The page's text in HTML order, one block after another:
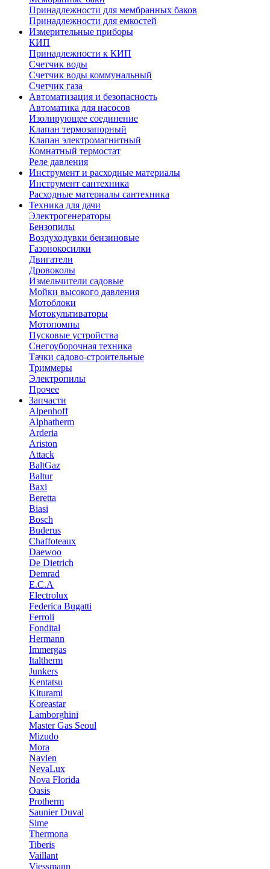
Принадлежности для мембранных баков
Принадлежности для емкостей
Измерительные приборы
КИП
Принадлежности к КИП
Счетчик воды
Счетчик воды коммунальный
Счетчик газа
Автоматизация и безопасность
Автоматика для насосов
Изолирующее соединение
Клапан термозапорный
Клапан электромагнитный
Комнатный термостат
Реле давления
Инструмент и расходные материалы
Инструмент сантехника
Расходные материалы сантехника
Техника для дачи
Электрогенераторы
Бензопилы
Воздуходувки бензиновые
Газонокосилки
Двигатели
Дровоколы
Измельчители садовые
Мойки высокого давления
Мотоблоки
Мотокультиваторы
Мотопомпы
Пусковые устройства
Снегоуборочная техника
Тачки садово-строительные
Триммеры
Электропилы
Прочее
Запчасти
Alpenhoff
Alphatherm
Arderia
Ariston
Attack
BaltGaz
Baltur
Baxi
Beretta
Biasi
Bosch
Buderus
Chaffoteaux
Daewoo
De Dietrich
Demrad
E.C.A
Electrolux
Federica Bugatti
Ferroli
Fondital
Hermann
Immergas
Italtherm
Junkers
Kentatsu
Kiturami
Koreastar
Lamborghini
Master Gas Seoul
Mizudo
Mora
Navien
NevaLux
Nova Florida
Oasis
Protherm
Saunier Duval
Sime
Thermona
Tiberis
Vaillant
Viessmann